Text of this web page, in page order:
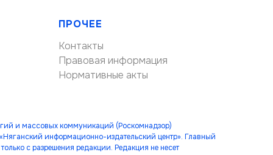
ПРОЧЕЕ
Контакты
Правовая информация
Нормативные акты
и массовых коммуникаций (Роскомнадзор)
информационно-издательский центр». Главный
с разрешения редакции. Редакция не несет